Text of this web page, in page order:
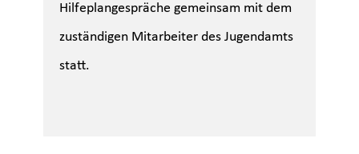
Hilfeplangespräche gemeinsam mit dem
zuständigen Mitarbeiter des Jugendamts
statt.